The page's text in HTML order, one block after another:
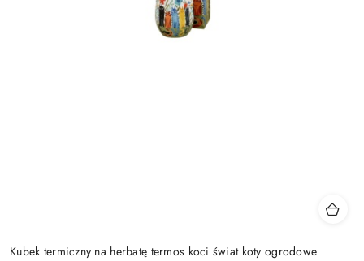
Kubek termiczny na herbatę termos koci świat koty ogrodowe